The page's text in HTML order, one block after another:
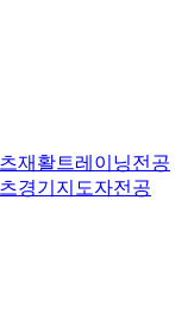
재활트레이닝전공
경기지도자전공